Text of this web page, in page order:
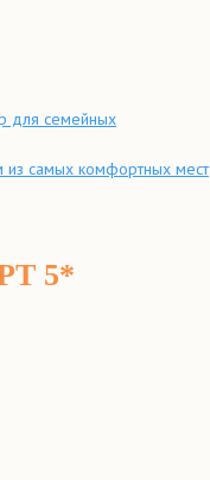
для семейных
из самых комфортных мест
5*